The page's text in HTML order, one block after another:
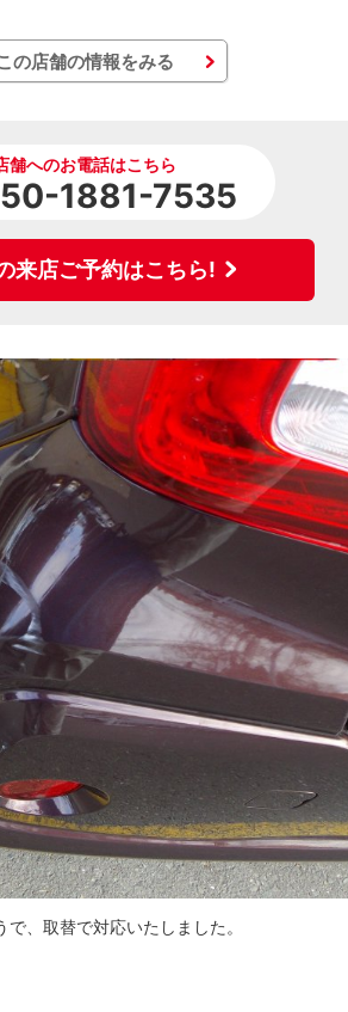
の店舗の情報をみる
舗へのお電話はこちら
1881-7535
来店ご予約はこちら!
、取替で対応いたしました。